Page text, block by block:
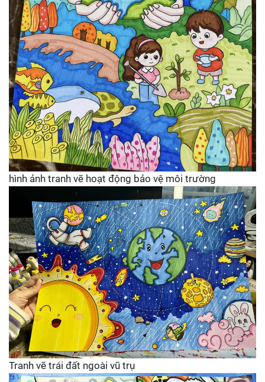
hình ảnh tranh vẽ hoạt động bảo vệ môi trường
Tranh vẽ trái đất ngoài vũ trụ